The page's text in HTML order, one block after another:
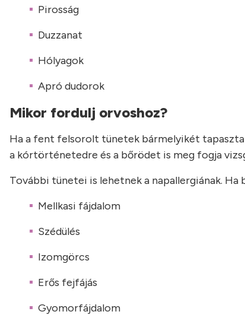
Pirosság
Duzzanat
Hólyagok
Apró dudorok
Mikor fordulj orvoshoz?
Ha a fent felsorolt tünetek bármelyikét
a kórtörténetedre és a bőrödet is meg fogja
További tünetei is lehetnek a napallergiának.
Mellkasi fájdalom
Szédülés
Izomgörcs
Erős fejfájás
Gyomorfájdalom